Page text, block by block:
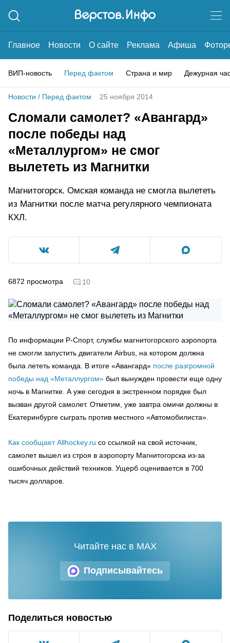
Главное Новости О сайте Реклама Афиша
ВИП-новость Перед фактом Страна и мир Дежурная
Новости / Перед фактом 25 ноября 2014
Сломали самолет? «Авангард»
после победы над
«Металлургом» не смог
вылететь из Магнитки
Магнитогорск. Омская команда не смогла вылететь
из Магнитки после матча регулярного чемпионата
КХЛ.
6872 просмотра 10
По информации Р-Спорт, службы магнитогорского аэропорта
не смогли запустить двигатели Airbus, на котором должна
была лететь команда. В итоге «Авангард» после разгромной
победы над «Металлургом» был вынужден провести еще одну
ночь в Магнитке. А уже сегодня в экстренном порядке был
вызван другой самолет. Отметим, уже завтра омичи должны в
Екатеринбурге сыграть против местного «Автомобилиста».
Как сообщает Allhockey.ru со ссылкой на свой источник,
самолет вышел из строя в аэропорту Магнитогорска из-за
ошибочных действий техников. Ущерб оценивается в 700
тысяч долларов.
Подписывайтесь
Читайте нас в MAX
Поделиться новостью